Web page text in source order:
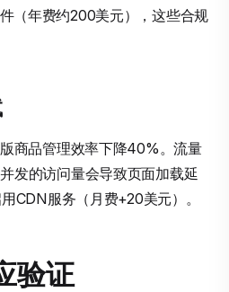
（年费约200美元），这些合规
商品管理效率下降40%。流量
发的访问量会导致页面加载延
CDN服务（月费+20美元）。
验证